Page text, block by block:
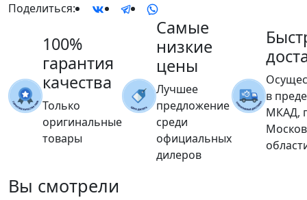
Поделиться:
100%
гарантия
качества
Только
оригинальные
товары
Самые
низкие
цены
Лучшее
предложение
среди
официальных
дилеров
в
МКАД,
Вы смотрели